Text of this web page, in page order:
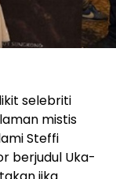
selebriti
mistis
Steffi
berjudul Uka-